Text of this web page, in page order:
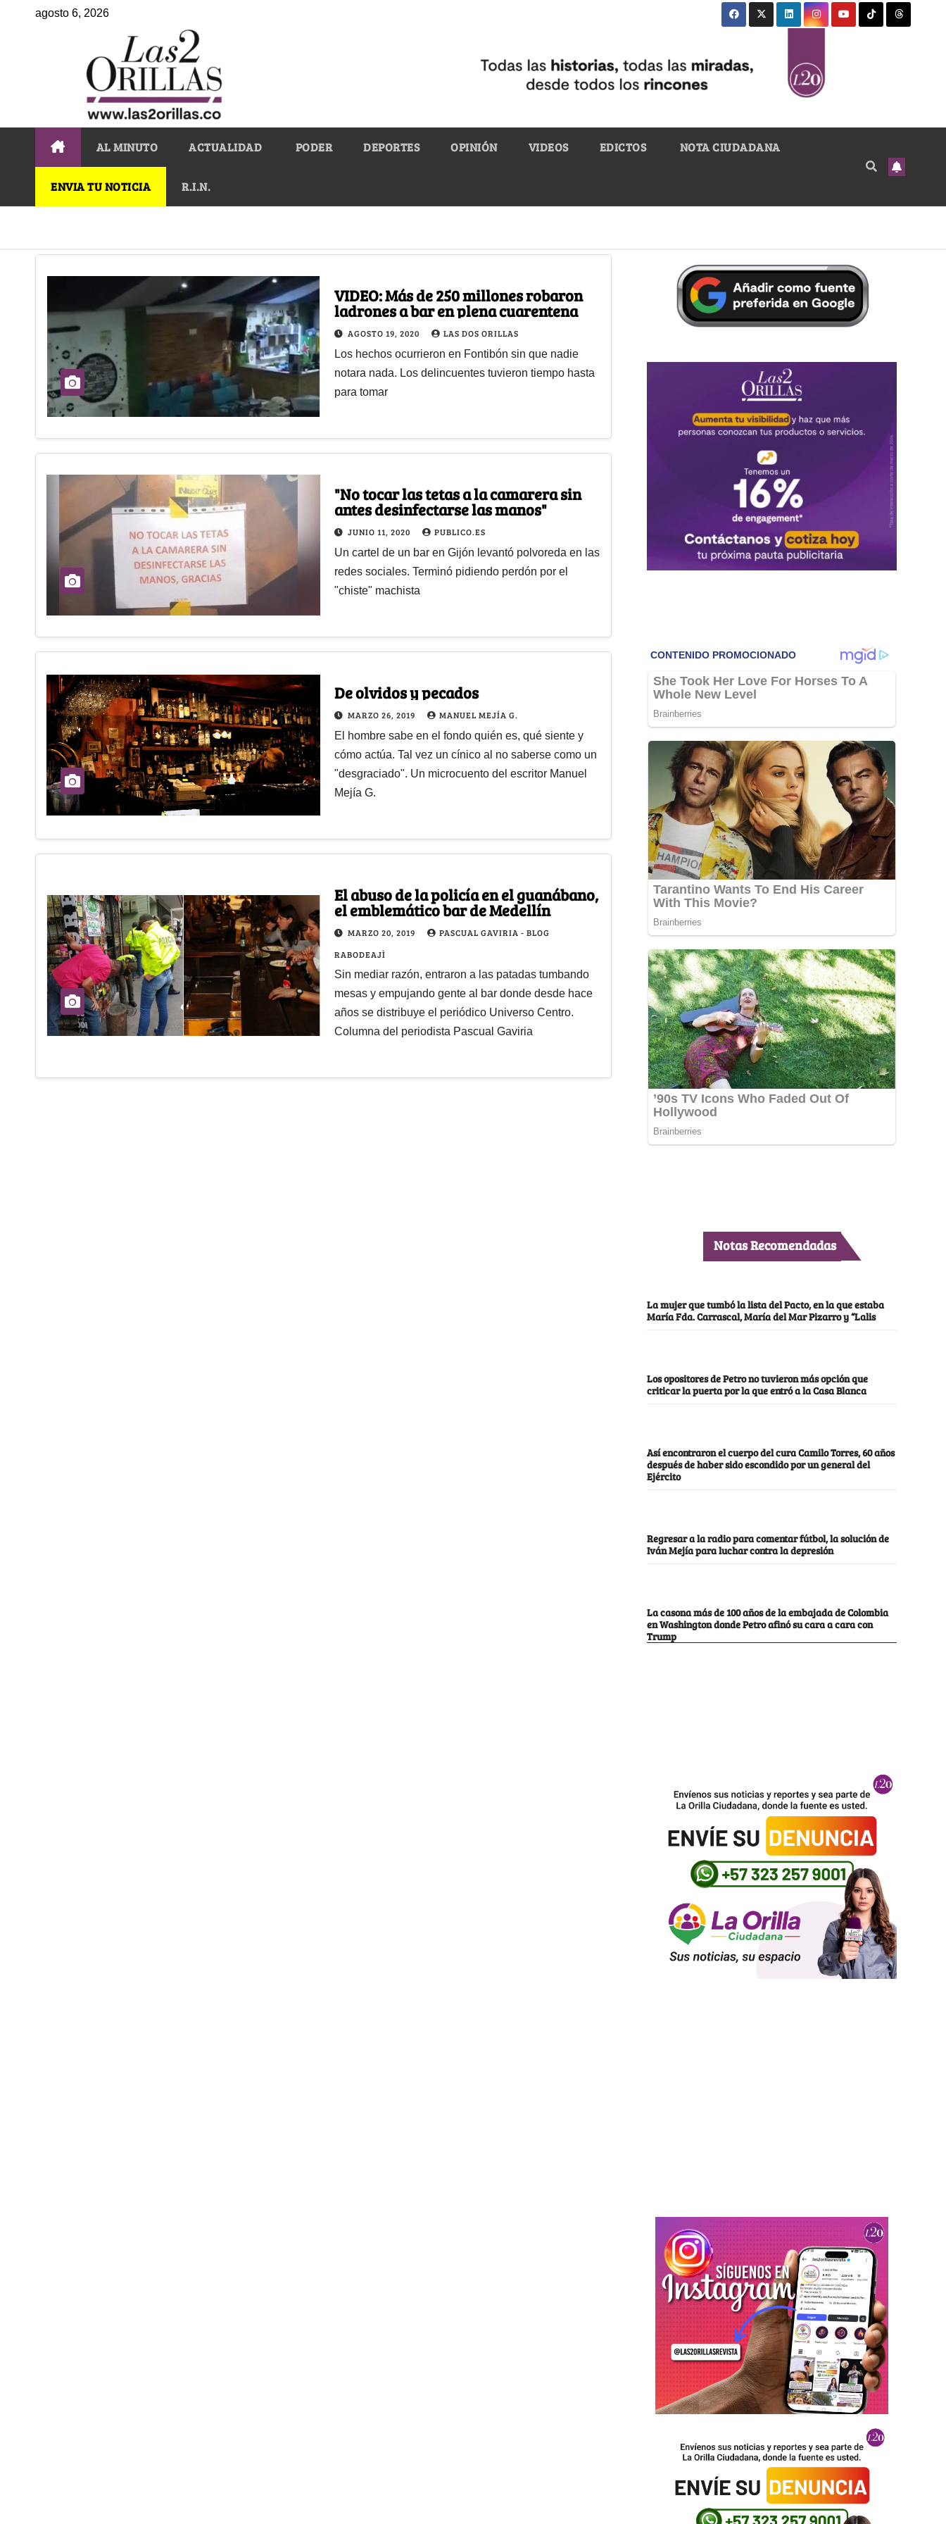
agosto 6, 2026
AL MINUTO ACTUALIDAD PODER DEPORTES OPINIÓN VIDEOS EDICTOS NOTA CIUDADANA
ENVIA TU NOTICIA R.I.N.
VIDEO: Más de 250 millones robaron
ladrones a bar en plena cuarentena
AGOSTO 19, 2020 LAS DOS ORILLAS
Los hechos ocurrieron en Fontibón sin que nadie
notara nada. Los delincuentes tuvieron tiempo hasta
para tomar
"No tocar las tetas a la camarera sin
antes desinfectarse las manos"
JUNIO 11, 2020 PUBLICO.ES
Un cartel de un bar en Gijón levantó polvoreda en las
redes sociales. Terminó pidiendo perdón por el
"chiste" machista
De olvidos y pecados
MARZO 26, 2019 MANUEL MEJÍA G.
El hombre sabe en el fondo quién es, qué siente y
cómo actúa. Tal vez un cínico al no saberse como un
"desgraciado". Un microcuento del escritor Manuel
Mejía G.
El abuso de la policía en el guanábano,
el emblemático bar de Medellín
MARZO 20, 2019
PASCUAL GAVIRIA - BLOG
RABODEAJÌ
Sin mediar razón, entraron a las patadas tumbando
mesas y empujando gente al bar donde desde hace
años se distribuye el periódico Universo Centro.
Columna del periodista Pascual Gaviria
Notas Recomendadas
La mujer que tumbó la lista del Pacto, en la que estaba
María Fda. Carrascal, María del Mar Pizarro y “Lalis
Los opositores de Petro no tuvieron más opción que
criticar la puerta por la que entró a la Casa Blanca
Así encontraron el cuerpo del cura Camilo Torres, 60 años
después de haber sido escondido por un general del
Ejército
Regresar a la radio para comentar fútbol, la solución de
Iván Mejía para luchar contra la depresión
La casona más de 100 años de la embajada de Colombia
en Washington donde Petro afinó su cara a cara con
Trump